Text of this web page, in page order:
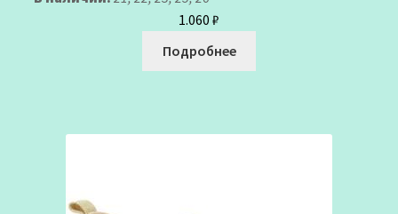
1.060 ₽
Подробнее